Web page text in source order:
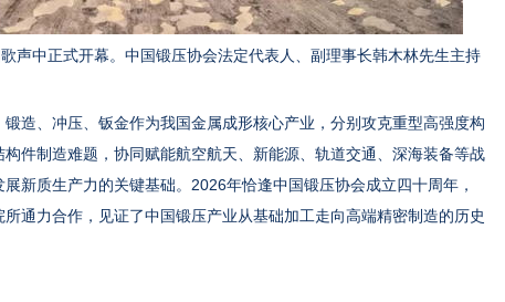
声中正式开幕。中国锻压协会法定代表人、副理事长韩木林先生主持
造、冲压、钣金作为我国金属成形核心产业，分别攻克重型高强度构
件制造难题，协同赋能航空航天、新能源、轨道交通、深海装备等战
新质生产力的关键基础。2026年恰逢中国锻压协会成立四十周年，
通力合作，见证了中国锻压产业从基础加工走向高端精密制造的历史